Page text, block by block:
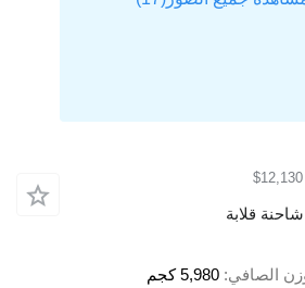
قلابة
الصافي 5,980 كجم